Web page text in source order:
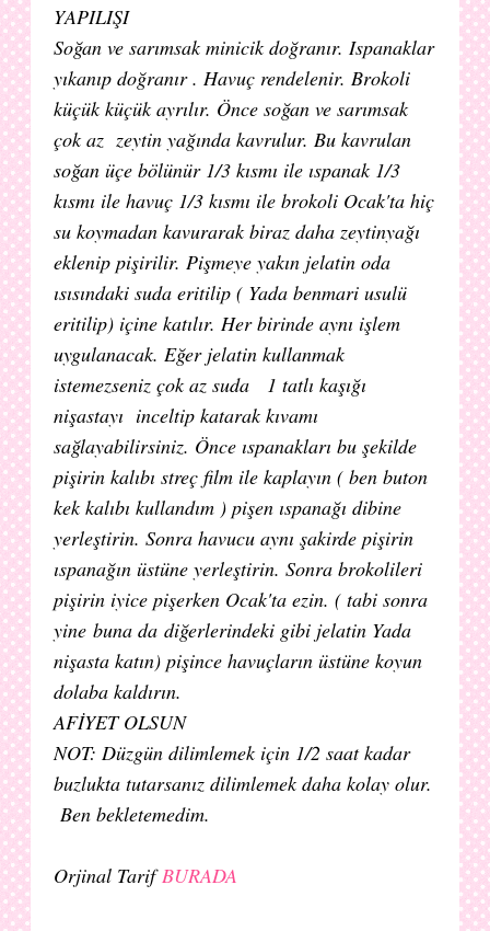
YAPILIŞI
Soğan ve sarımsak minicik doğranır. Ispanaklar
yıkanıp doğranır . Havuç rendelenir. Brokoli
küçük küçük ayrılır. Önce soğan ve sarımsak
çok az zeytin yağında kavrulur. Bu kavrulan
soğan üçe bölünür 1/3 kısmı ile ıspanak 1/3
kısmı ile havuç 1/3 kısmı ile brokoli Ocak'ta hiç
su koymadan kavurarak biraz daha zeytinyağı
eklenip pişirilir. Pişmeye yakın jelatin oda
ısısındaki suda eritilip ( Yada benmari usulü
eritilip) içine katılır. Her birinde aynı işlem
uygulanacak. Eğer jelatin kullanmak
istemezseniz çok az suda 1 tatlı kaşığı
nişastayı inceltip katarak kıvamı
sağlayabilirsiniz. Önce ıspanakları bu şekilde
pişirin kalıbı streç film ile kaplayın ( ben buton
kek kalıbı kullandım ) pişen ıspanağı dibine
yerleştirin. Sonra havucu aynı şakirde pişirin
ıspanağın üstüne yerleştirin. Sonra brokolileri
pişirin iyice pişerken Ocak'ta ezin. ( tabi sonra
yine buna da diğerlerindeki gibi jelatin Yada
nişasta katın) pişince havuçların üstüne koyun
dolaba kaldırın.
AFİYET OLSUN
NOT: Düzgün dilimlemek için 1/2 saat kadar
buzlukta tutarsanız dilimlemek daha kolay olur.
Ben bekletemedim.
Orjinal TarifBURADA